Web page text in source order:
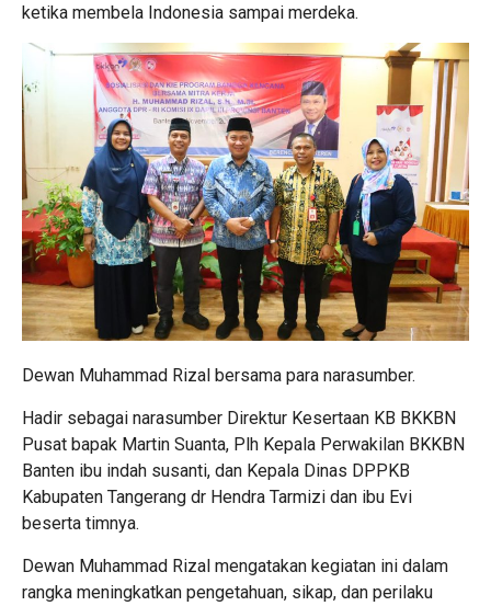
ketika membela Indonesia sampai merdeka.
Dewan Muhammad Rizal bersama para narasumber.
Hadir sebagai narasumber Direktur Kesertaan KB BKKBN
Pusat bapak Martin Suanta, Plh Kepala Perwakilan BKKBN
Banten ibu indah susanti, dan Kepala Dinas DPPKB
Kabupaten Tangerang dr Hendra Tarmizi dan ibu Evi
beserta timnya.
Dewan Muhammad Rizal mengatakan kegiatan ini dalam
rangka meningkatkan pengetahuan, sikap, dan perilaku